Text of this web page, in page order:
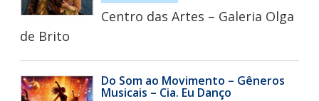
Centro das Artes – Galeria Olga
de Brito
Do Som ao Movimento – Gêneros
Musicais – Cia. Eu Danço